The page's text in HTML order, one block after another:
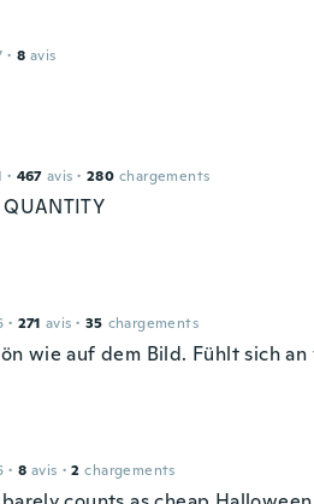
· 8 avis
· 467 avis · 280 chargements
QUANTITY
· 271 avis · 35 chargements
wie auf dem Bild. Fühlt sich an
· 8 avis · 2 chargements